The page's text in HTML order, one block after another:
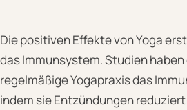
Die positiven Effekte von Yoga
das Immunsystem. Studien
regelmäßige Yogapraxis das
indem sie Entzündungen